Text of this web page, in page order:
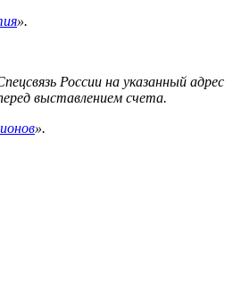
».
России на указанный
выставлением счета.
».